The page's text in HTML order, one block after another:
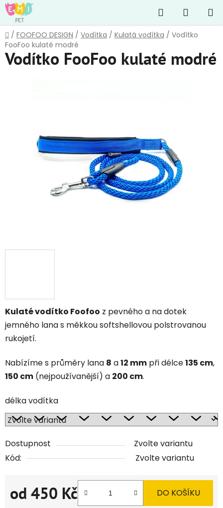
Přejít
na
obsah
Hledat
KOŠÍK
Domů
/ FOOFOO DESIGN / Vodítka / Kulatá vodítka / Vodítko
FooFoo kulaté modré
Kulaté vodítko Foofoo z pevného a na dotek
jemného lana s měkkou softshellovou polstrovanou
rukojetí.
Nabízíme s průměry lana 8 a12 mm při délce135 cm,
150 cm (nejpoužívanější) a 200 cm.
délka vodítka
Dostupnost
Zvolte variantu
Kód:
Zvolte variantu
od 450 Kč DO KOŠÍKU
Vodítko FooFoo kulaté modré